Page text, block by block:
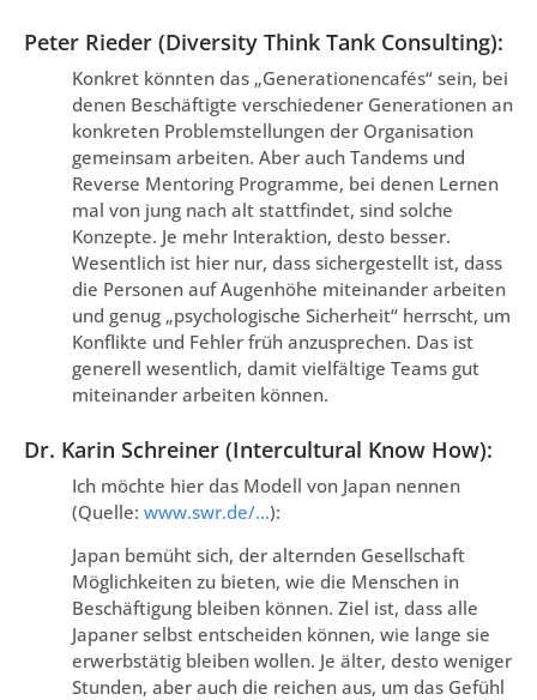
Peter Rieder (Diversity Think Tank Consulting):
Konkret könnten das „Generationencafés“ sein, bei
denen Beschäftigte verschiedener Generationen an
konkreten Problemstellungen der Organisation
gemeinsam arbeiten. Aber auch Tandems und
Reverse Mentoring Programme, bei denen Lernen
mal von jung nach alt stattfindet, sind solche
Konzepte. Je mehr Interaktion, desto besser.
Wesentlich ist hier nur, dass sichergestellt ist, dass
die Personen auf Augenhöhe miteinander arbeiten
und genug „psychologische Sicherheit“ herrscht, um
Konflikte und Fehler früh anzusprechen. Das ist
generell wesentlich, damit vielfältige Teams gut
miteinander arbeiten können.
Dr. Karin Schreiner (Intercultural Know How):
Ich möchte hier das Modell von Japan nennen
(Quelle: www.swr.de/…):
Japan bemüht sich, der alternden Gesellschaft
Möglichkeiten zu bieten, wie die Menschen in
Beschäftigung bleiben können. Ziel ist, dass alle
Japaner selbst entscheiden können, wie lange sie
erwerbstätig bleiben wollen. Je älter, desto weniger
Stunden, aber auch die reichen aus, um das Gefühl